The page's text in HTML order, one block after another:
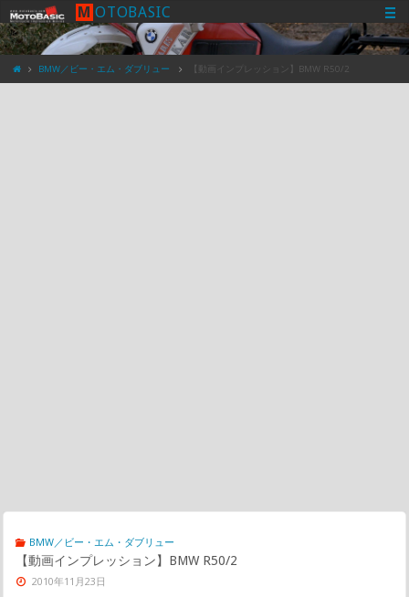
M OTOBASIC
BMW／ビー・エム・ダブリュー 【動画インプレッション】BMW R50/2
BMW／ビー・エム・ダブリュー
【動画インプレッション】BMW R50/2
2010年11月23日